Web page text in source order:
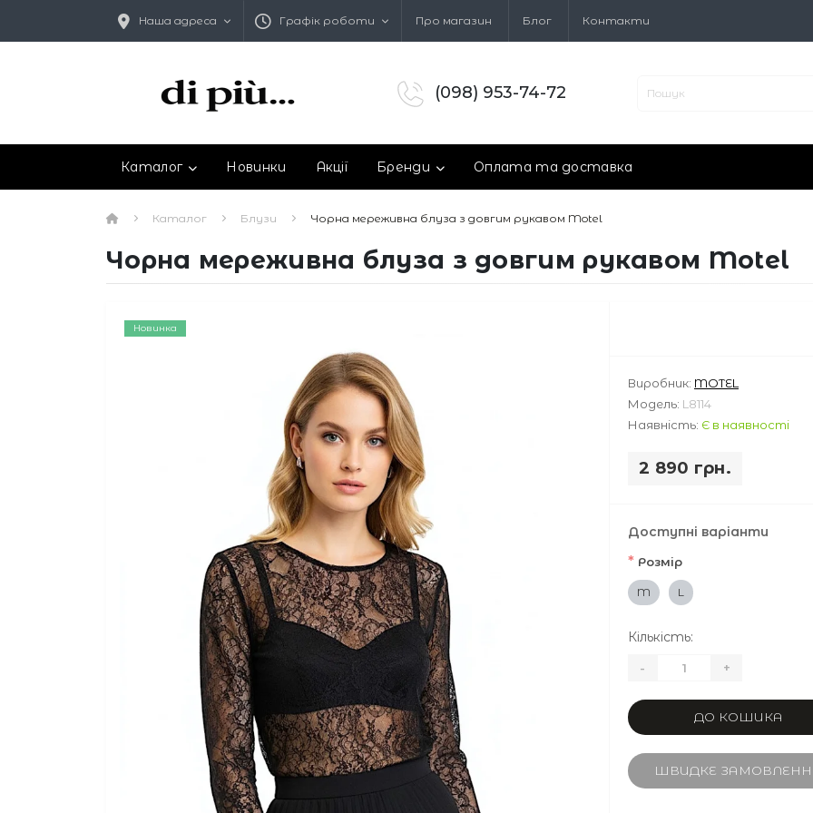
Наша адреса Графік роботи Про магазин Блог Контакти
(098) 953-74-72
Каталог Новинки Акції Бренди Оплата та доставка
Каталог Блузи Чорна мереживна блуза з довгим рукавом Motel
Чорна мереживна блуза з довгим рукавом Motel
Новинка
Виробник: MOTEL
Модель: L8114
Наявність: Є в наявності
2 890 грн.
Доступні варіанти
* Розмір
M L
Кількість:
- +
ДО КОШИКА
ШВИДКЕ